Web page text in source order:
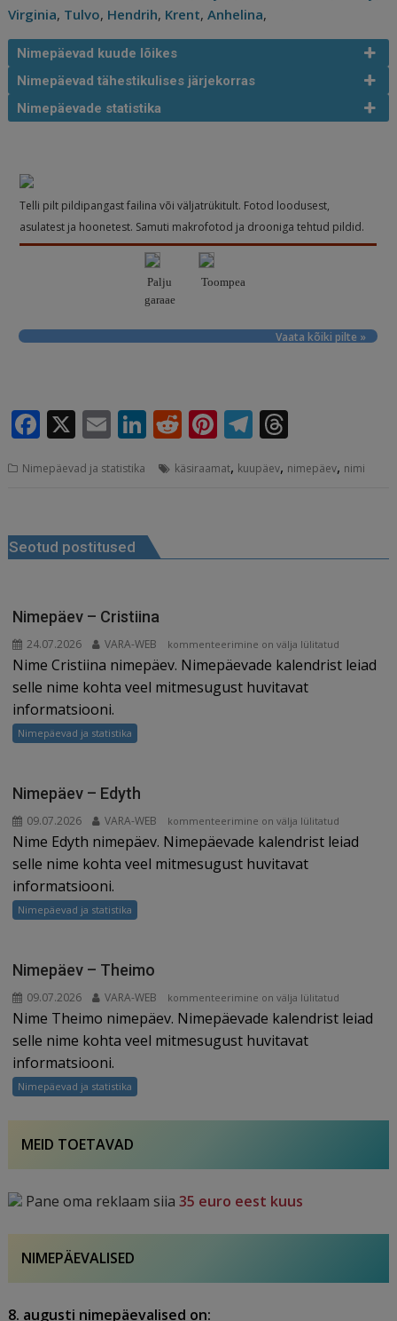
Virginia, Tulvo, Hendrih, Krent,Anhelina,
Nimepäevad kuude lõikes
Nimepäevad tähestikulises järjekorras
Nimepäevade statistika
Telli pilt pildipangast failina või väljatrükitult. Fotod loodusest,
asulatest ja hoonetest. Samuti makrofotod ja drooniga tehtud pildid.
Palju
garaae
Toompea
Vaata kõiki pilte »
F
c
b
o
k
X E
ai
Li
k
dI
n
R
d
Pi
te
st
T
e
m
r
d
Nimepäevad ja statistika käsiraamat, kuupäev, nimepäev, nimi
Seotud postitused
Nimepäev – Cristiina
24.07.2026 VARA-WEB
Nimepäev
–
Cristiina
kommenteerimine on välja lülitatud
Nime Cristiina nimepäev. Nimepäevade kalendrist leiad
selle nime kohta veel mitmesugust huvitavat
informatsiooni.
Nimepäevad ja statistika
Nimepäev – Edyth
09.07.2026 VARA-WEB
Nimepäev
–
Edyth
kommenteerimine on välja lülitatud
Nime Edyth nimepäev. Nimepäevade kalendrist leiad
selle nime kohta veel mitmesugust huvitavat
informatsiooni.
Nimepäevad ja statistika
Nimepäev – Theimo
09.07.2026 VARA-WEB
Nimepäev
–
Theimo
kommenteerimine on välja lülitatud
Nime Theimo nimepäev. Nimepäevade kalendrist leiad
selle nime kohta veel mitmesugust huvitavat
informatsiooni.
Nimepäevad ja statistika
MEID TOETAVAD
Pane oma reklaam siia35 euro eest kuus
NIMEPÄEVALISED
8. augusti nimepäevalised on: